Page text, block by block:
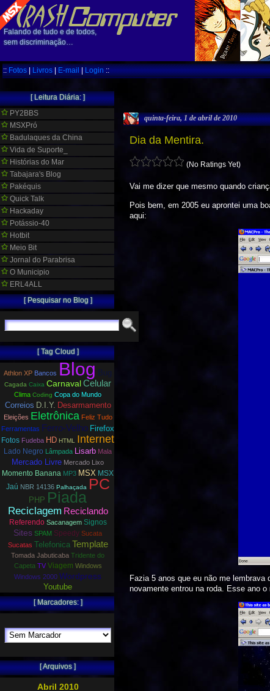
Falando de tudo e de todos,
sem discriminação…
::Fotos|Livros|E-mail|Login::
quinta-feira, 1 de abril de 2010
Dia da Mentira.
(No Ratings Yet)
Vai me dizer que mesmo quando
Pois bem, em 2005 eu aprontei uma
aqui:
Fazia 5 anos que eu não me
novamente entrou na roda. Esse ano
[ Leitura Diária: ]
PY2BBS
MSXPró
Badulaques da China
Vida de Suporte_
Histórias do Mar
Tabajara's Blog
Pakéquis
Quick Talk
Hackaday
Potássio-40
Hotbit
Meio Bit
Jornal do Parabrisa
O Municipio
ERL4ALL
[ Pesquisar no Blog ]
[ Tag Cloud ]
Athlon XP Bancos Blog Bug
Cagada Caixa CarnavalCelular
Clima Coding Copa do Mundo
Correios D.I.Y. Desarmamento
Eleições Eletrônica Feliz Tudo
Ferramentas Ferro-Velho Firefox
Fotos Fudeba HD HTML Internet
Lado Negro Lâmpada Lisarb Mala
Mercado Livre Mercado Lixo
Momento Banana MP3 MSX MSX
Jaú NBR 14136 Palhaçada PC
PHP Piada
Reciclagem Reciclando
Referendo Sacanagem Signos
Sites SPAM Speedy Sucata
Sucatas Telefonica Template
Tomada Jabuticaba Tridente do
Capeta TV Viagem Windows
Windows 2000 Wordpress
Youtube
[ Marcadores: ]
[ Arquivos ]
Abril 2010